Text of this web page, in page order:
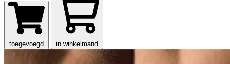
toegevoegd in winkelmand